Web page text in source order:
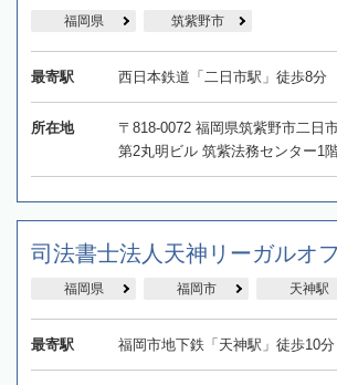
福岡県 筑紫野市
最寄駅 西日本鉄道「二日市駅」徒歩8分
所在地
〒818-0072 福岡県筑紫野市二日
第2丸明ビル 筑紫法務センター1
司法書士法人天神リーガルオ
福岡県 福岡市 天神駅
最寄駅 福岡市地下鉄「天神駅」徒歩10分